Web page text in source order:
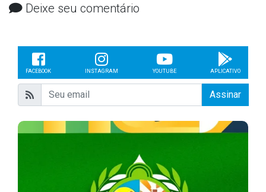
Deixe seu comentário
FACEBOOK INSTAGRAM YOUTUBE APLICATIVO
Assinar